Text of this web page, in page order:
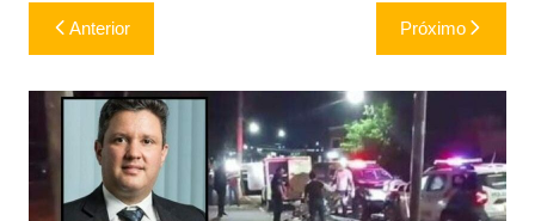
Navegação
de
Post
Anterior Próximo